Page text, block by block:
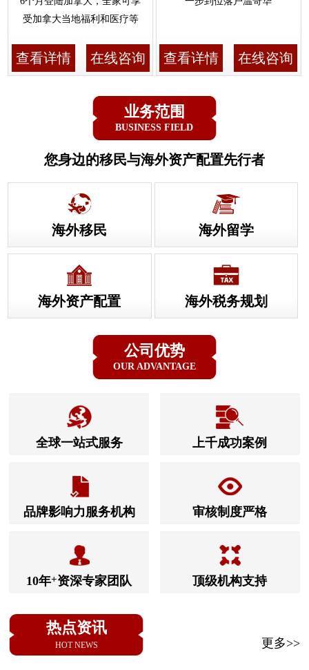
受加拿大当地福利和医疗等
查看详情 在线咨询 查看详情 在线咨询
业务范围
BUSINESS FIELD
您身边的移民与海外资产配置先行者
海外移民 海外留学
海外资产配置 海外税务规划
公司优势
OUR ADVANTAGE
全球一站式服务 上千成功案例
品牌影响力服务机构 审核制度严格
10年+资深专家团队 顶级机构支持
热点资讯
HOT NEWS 更多>>